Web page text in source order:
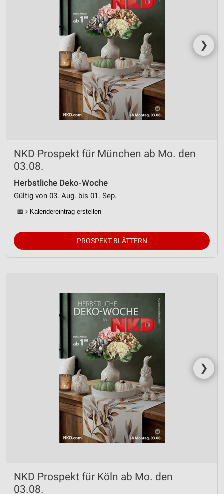
❯
NKD Prospekt für München ab Mo. den
03.08.
Herbstliche Deko-Woche
Gültig von 03. Aug. bis 01. Sep.
📅 Kalendereintrag erstellen
PROSPEKT BLÄTTERN
❯
NKD Prospekt für Köln ab Mo. den
03.08.